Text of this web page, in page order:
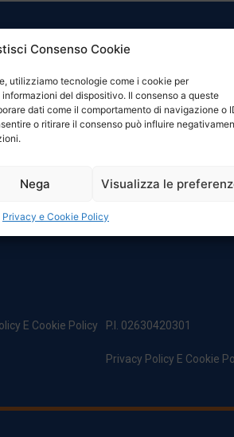
Consenso Cookie
utilizziamo tecnologie come i cookie per
del dispositivo. Il consenso a queste
dati come il comportamento di navigazione o
o ritirare il consenso può influire
Nega Visualizza le
Privacy e Cookie Policy
ORARI
Domenica: Chiuso
E Cookie Policy P.I. 02630420301
Privacy Policy E Cookie